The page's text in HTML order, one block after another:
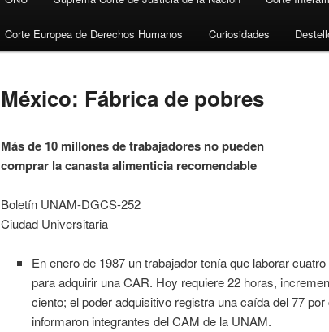
Corte Europea de Derechos Humanos Curiosidades
México: Fábrica de pobres
Más de 10 millones de trabajadores no pueden
comprar la canasta alimenticia recomendable
Boletín UNAM-DGCS-252
Ciudad Universitaria
En enero de 1987 un trabajador tenía que laborar
para adquirir una CAR. Hoy requiere 22 horas,
ciento; el poder adquisitivo registra una caída del 77
informaron integrantes del CAM de la UNAM.